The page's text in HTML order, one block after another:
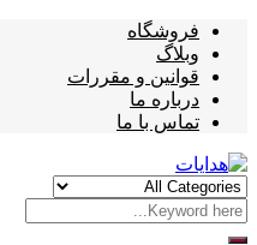
فروشگاه
وبلاگ
قوانین و مقررات
درباره ما
تماس با ما